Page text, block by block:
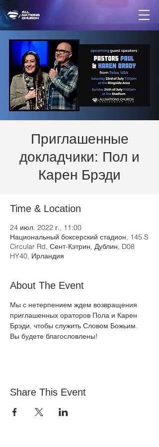
Приглашенные
докладчики: Пол и
Карен Брэди
Time & Location
24 июл. 2022 г., 11:00
Национальный боксерский стадион, 145 S
Circular Rd, Сент-Кэтрин, Дублин, D08
HY40, Ирландия
About The Event
Мы с нетерпением ждем возвращения
приглашенных ораторов Пола и Карен
Брэди, чтобы служить Словом Божьим.
Вы будете благословлены!
Share This Event